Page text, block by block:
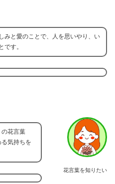
みと愛のことで、人を思いやり、い
です。
花言葉を知りたい
の花言葉
る気持ちを